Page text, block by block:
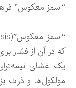
“اسمز معکوس”
که در آن از فشار
یک غشای
مولکول‌ها و ذرات